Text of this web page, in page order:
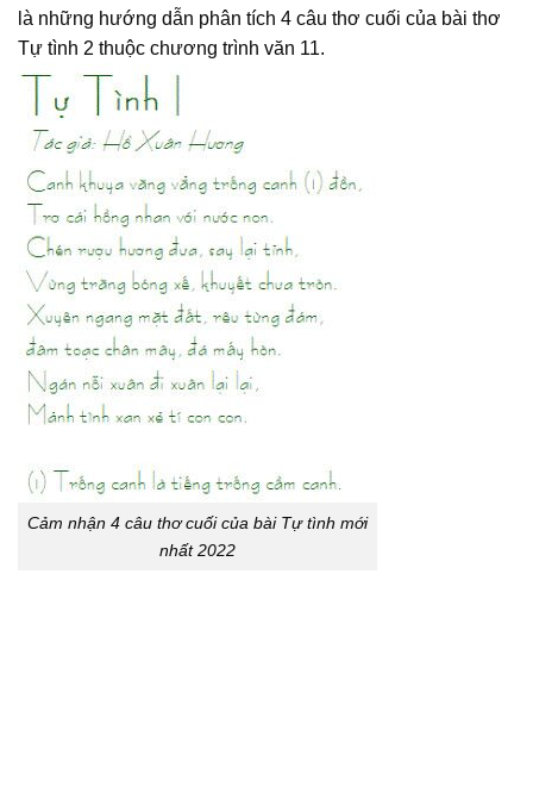
là những hướng dẫn phân tích 4 câu thơ cuối của bài thơ
Tự tình 2 thuộc chương trình văn 11.
Cảm nhận 4 câu thơ cuối của bài Tự tình mới
nhất 2022